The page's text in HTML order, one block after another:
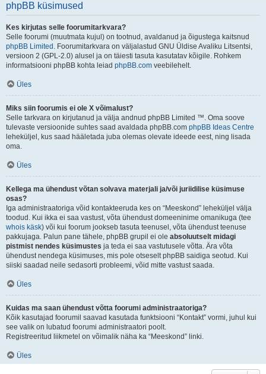
phpBB küsimused
Kes kirjutas selle foorumitarkvara?
Selle foorumi (muutmata kujul) on tootnud, avaldanud ja õigustega kaitsnud
phpBB Limited . Foorumitarkvara on väljalastud GNU Üldise Avaliku Litsentsi,
versioon 2 (GPL-2.0) alusel ja on täiesti tasuta kasutatav kõigile. Rohkem
informatsiooni phpBB kohta leiad phpBB.com veebilehelt.
Üles
Miks siin foorumis ei ole X võimalust?
Selle tarkvara on kirjutanud ja välja andnud phpBB Limited ™. Oma soove
tulevaste versioonide suhtes saad avaldada phpBB.com phpBB Ideas Centre
leheküljel, kus saad hääletada juba olemas olevate ideede eest, ning lisada
oma.
Üles
Kellega ma ühendust võtan solvava materjali ja/või juriidilise küsimuse
osas?
Iga administraatoriga võid kontakteeruda kes on “Meeskond” leheküljel välja
toodud. Kui ikka ei saa vastust, võta ühendust domeeninime omanikuga (tee
whois käsk) või kui foorum jookseb tasuta teenusel, võta ühendust teenuse
pakkujaga. Palun pane tähele, phpBB grupil ei ole absoluutselt midagi
pistmist nendes küsimustes ja teda ei saa vastutusele võtta. Ära võta
ühendust nendega küsimuses, mis pole otseselt phpBB saidiga seotud. Kui
siiski saadad neile sedasorti probleemi, võid mitte vastust saada.
Üles
Kuidas ma saan ühendust võtta foorumi administraatoriga?
Kõik kasutajad foorumil saavad kasutada funktsiooni “Kontakt” vormi, juhul kui
see valik on lubatud foorumi administraatori poolt.
Registreeritud liikmetel on võimalik näha ka “Meeskond” linki.
Üles